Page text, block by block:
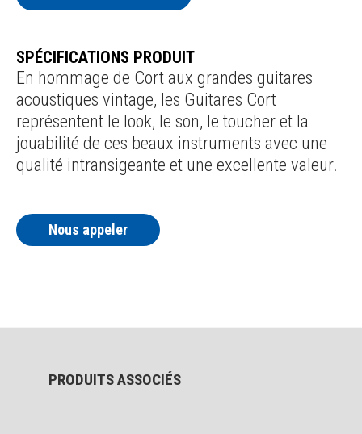
SPÉCIFICATIONS PRODUIT
En hommage de Cort aux grandes guitares
acoustiques vintage, les Guitares Cort
représentent le look, le son, le toucher et la
jouabilité de ces beaux instruments avec une
qualité intransigeante et une excellente valeur.
Nous appeler
PRODUITS ASSOCIÉS